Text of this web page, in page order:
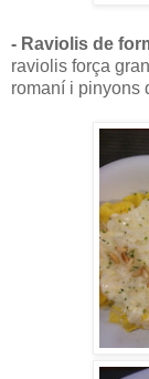
- Raviolis de
raviolis força
romaní i pinyons